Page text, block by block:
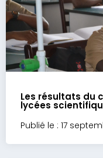
Les résultats du
lycées
Publié le : 17